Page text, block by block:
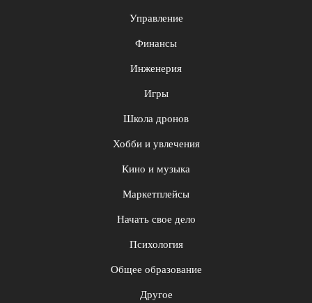
Управление
Финансы
Инженерия
Игры
Школа дронов
Хобби и увлечения
Кино и музыка
Маркетплейсы
Начать свое дело
Психология
Общее образование
Другое